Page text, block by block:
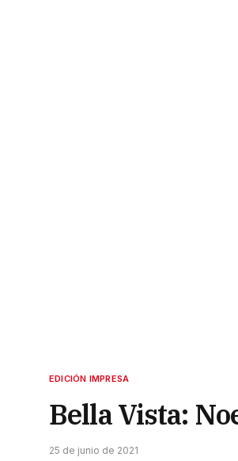
EDICIÓN IMPRESA
Bella Vista:
25 de junio de 2021